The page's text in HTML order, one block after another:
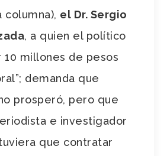
el Dr. Sergio
, a quien el político
10 millones de pesos
demanda que
prosperó, pero que
e investigador
que contratar